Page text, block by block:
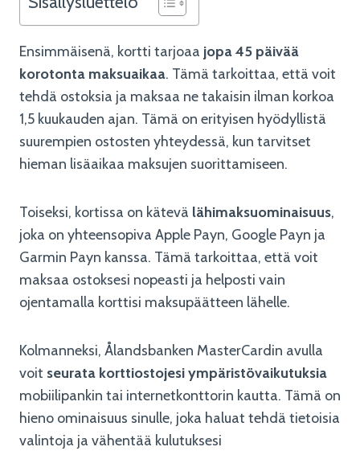
Ensimmäisenä, kortti tarjoaa jopa 45 päivää
korotonta maksuaikaa. Tämä tarkoittaa, että voit
tehdä ostoksia ja maksaa ne takaisin ilman korkoa
1,5 kuukauden ajan. Tämä on erityisen hyödyllistä
suurempien ostosten yhteydessä, kun tarvitset
hieman lisäaikaa maksujen suorittamiseen.
Toiseksi, kortissa on kätevä lähimaksuominaisuus,
joka on yhteensopiva Apple Payn, Google Payn ja
Garmin Payn kanssa. Tämä tarkoittaa, että voit
maksaa ostoksesi nopeasti ja helposti vain
ojentamalla korttisi maksupäätteen lähelle.
Kolmanneksi, Ålandsbanken MasterCardin avulla
voit seurata korttiostojesi ympäristövaikutuksia
mobiilipankin tai internetkonttorin kautta. Tämä on
hieno ominaisuus sinulle, joka haluat tehdä tietoisia
valintoja ja vähentää kulutuksesi